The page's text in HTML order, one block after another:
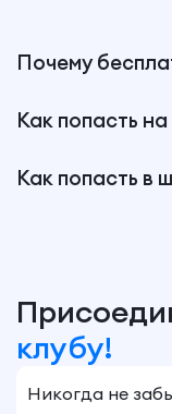
Почему
Как попасть
Как попасть в
клубу!
Никогда не